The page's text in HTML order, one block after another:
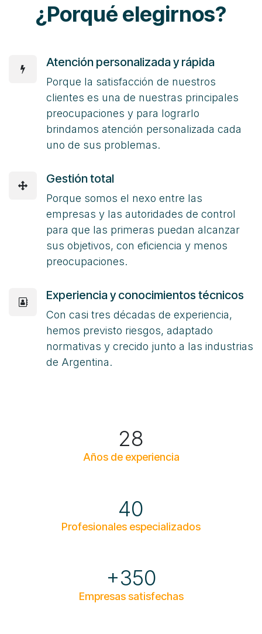
¿Porqué elegirnos?
Atención personalizada y rápida
Porque la satisfacción de nuestros
clientes es una de nuestras principales
preocupaciones y para lograrlo
brindamos atención personalizada cada
uno de sus problemas.
Gestión total
Porque somos el nexo entre las
empresas y las autoridades de control
para que las primeras puedan alcanzar
sus objetivos, con eficiencia y menos
preocupaciones.
Experiencia y conocimientos técnicos
Con casi tres décadas de experiencia,
hemos previsto riesgos, adaptado
normativas y crecido junto a las industrias
de Argentina.
28
Años de experiencia
40
Profesionales especializados
+350
Empresas satisfechas